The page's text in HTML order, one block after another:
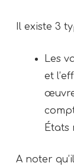
Il existe 3
Les
et
États
A noter